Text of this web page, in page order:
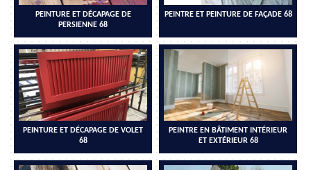
PEINTURE ET DÉCAPAGE DE
PERSIENNE 68
PEINTRE ET PEINTURE DE FAÇADE 68
PEINTURE ET DÉCAPAGE DE VOLET
68
PEINTRE EN BÂTIMENT INTÉRIEUR
ET EXTÉRIEUR 68